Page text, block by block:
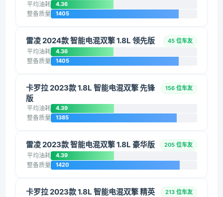
平均油耗 4.36
整备质量 1405
雷凌 2024款 智能电混双擎 1.8L 领先版 45 位车友
平均油耗 4.36
整备质量 1405
卡罗拉 2023款 1.8L 智能电混双擎 先锋
版
156 位车友
平均油耗 4.39
整备质量 1385
雷凌 2023款 智能电混双擎 1.8L 豪华版 205 位车友
平均油耗 4.39
整备质量 1420
卡罗拉 2023款 1.8L 智能电混双擎 精英
213 位车友